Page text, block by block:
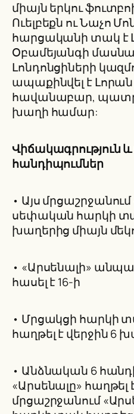
միայն երկու
Ուելբեքն ու Նաչո
հարցականի տակ է
Օբամեյանգի
Լոնդոնցիների
ապաքինվել է Լորան
հավանաբար,
խաղի համար:
Վիճակագրություն
հանդիպումներ
• Այս
սեփական հարկի
խաղերից միայն
• «Արսենալի»
հասել է 16-ի
• Մրցակցի հարկի
հաղթել է վերջին 6
• Անձնական 6
«Արսենալը»
մրցաշրջանում